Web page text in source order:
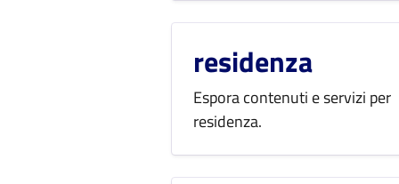
residenza
Espora contenuti e servizi per
residenza.